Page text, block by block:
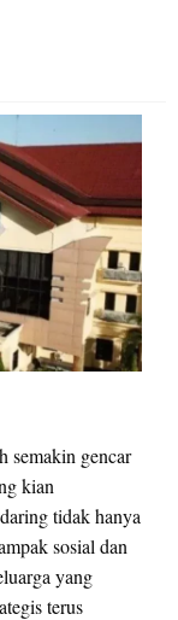
semakin gencar
kian
tidak hanya
sosial dan
yang
terus